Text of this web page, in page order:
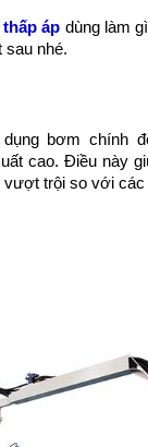
áp dùng làm
sau nhé.
bơm chính
cao. Điều này
trội so với